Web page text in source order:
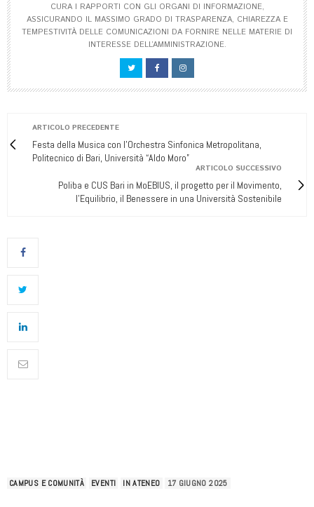
CURA I RAPPORTI CON GLI ORGANI DI INFORMAZIONE,
ASSICURANDO IL MASSIMO GRADO DI TRASPARENZA, CHIAREZZA E
TEMPESTIVITÀ DELLE COMUNICAZIONI DA FORNIRE NELLE MATERIE DI
INTERESSE DELL’AMMINISTRAZIONE.
ARTICOLO PRECEDENTE
Festa della Musica con l’Orchestra Sinfonica Metropolitana,
Politecnico di Bari, Università “Aldo Moro”
ARTICOLO SUCCESSIVO
Poliba e CUS Bari in MoEBIUS, il progetto per il Movimento,
l’Equilibrio, il Benessere in una Università Sostenibile
CAMPUS E COMUNITÀ EVENTI IN ATENEO 17 GIUGNO 2025